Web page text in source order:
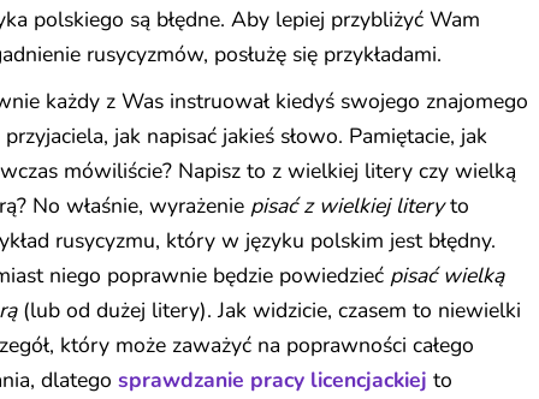
polskiego są błędne. Aby lepiej przybliżyć Wam
rusycyzmów, posłużę się przykładami.
każdy z Was instruował kiedyś swojego znajomego
jak napisać jakieś słowo. Pamiętacie, jak
mówiliście? Napisz to z wielkiej litery czy wielką
No właśnie, wyrażenie pisać z wielkiej literyto
rusycyzmu, który w języku polskim jest błędny.
niego poprawnie będzie powiedzieć pisać wielką
(lub od dużej litery). Jak widzicie, czasem to niewielki
który może zaważyć na poprawności całego
dlatego sprawdzanie pracy licencjackiej to